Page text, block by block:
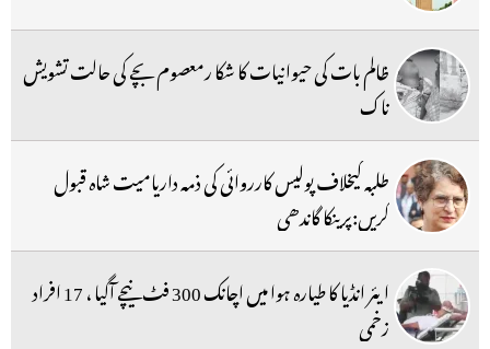
ظالم بات کی حیوانیات کا شکا رمعصوم بچے کی حالت تشویش
ناک
طلبہ کیخلاف پولیس کارروائی کی ذمہ داریامیت شاہ قبول
کریں:پرینکا گاندھی
ایئر انڈیا کا طیارہ ہوا میں اچانک 300 فٹ نیچے آگیا ، 17 افراد
زخمی